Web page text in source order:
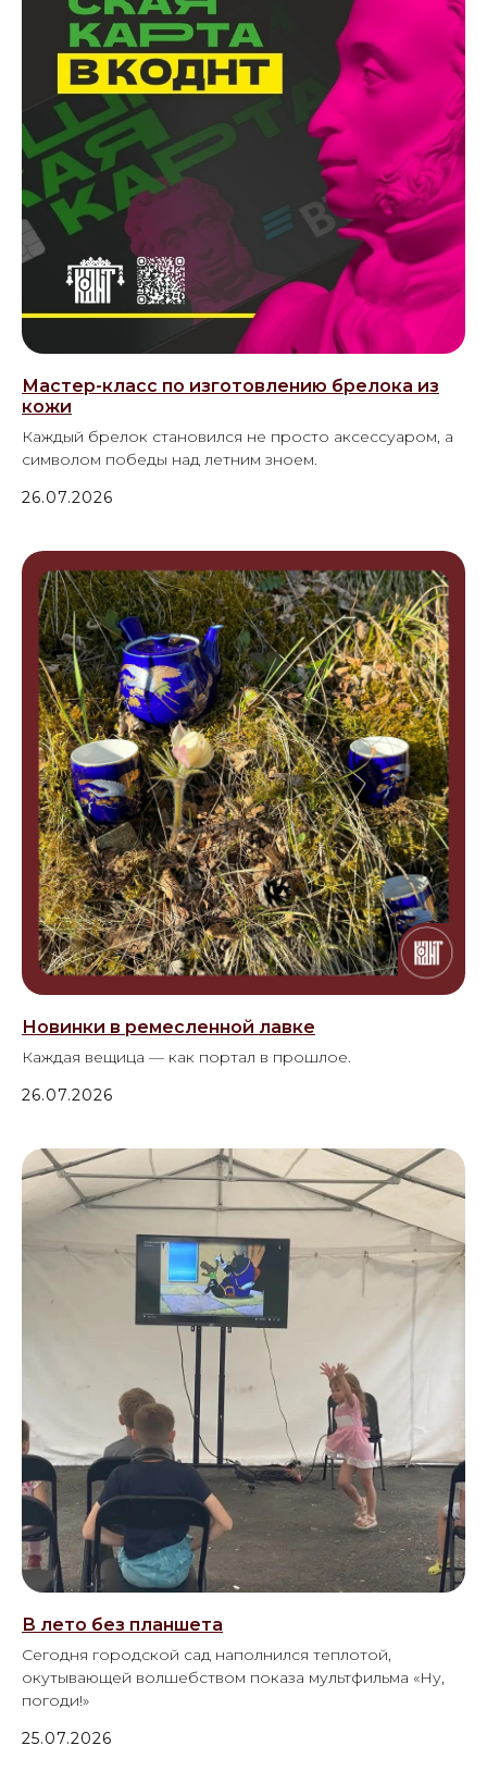
Мастер-класс по изготовлению брелока из
кожи
Каждый брелок становился не просто аксессуаром, а
символом победы над летним зноем.
26.07.2026
Новинки в ремесленной лавке
Каждая вещица — как портал в прошлое.
26.07.2026
В лето без планшета
Сегодня городской сад наполнился теплотой,
окутывающей волшебством показа мультфильма «Ну,
погоди!»
25.07.2026